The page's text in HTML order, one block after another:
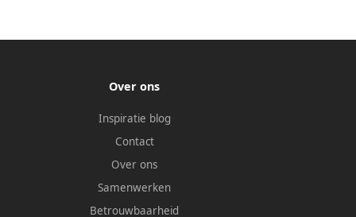
Over ons
Inspiratie blog
Contact
Over ons
Samenwerken
Betrouwbaarheid